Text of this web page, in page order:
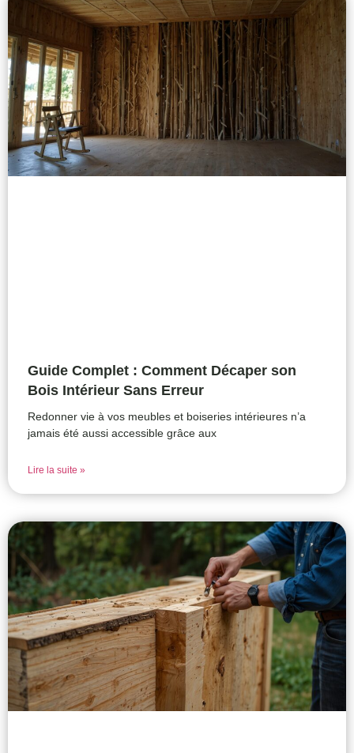
Guide Complet : Comment Décaper son
Bois Intérieur Sans Erreur
Redonner vie à vos meubles et boiseries intérieures n’a
jamais été aussi accessible grâce aux
Lire la suite »